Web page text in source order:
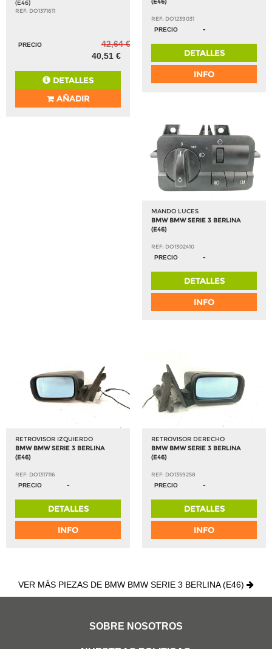
(E46)
REF: DO1371611
PRECIO
42,64 €
40,51 €
DETALLES
AÑADIR
(E46)
REF: DO1239031
PRECIO
-
DETALLES
INFO
MANDO LUCES
BMW BMW SERIE 3 BERLINA
(E46)
REF: DO1302410
PRECIO
-
DETALLES
INFO
RETROVISOR IZQUIERDO
BMW BMW SERIE 3 BERLINA
(E46)
REF: DO1317116
PRECIO
-
DETALLES
INFO
RETROVISOR DERECHO
BMW BMW SERIE 3 BERLINA
(E46)
REF: DO1359258
PRECIO
-
DETALLES
INFO
VER MÁS PIEZAS DE BMW BMW SERIE 3 BERLINA (E46)
SOBRE NOSOTROS